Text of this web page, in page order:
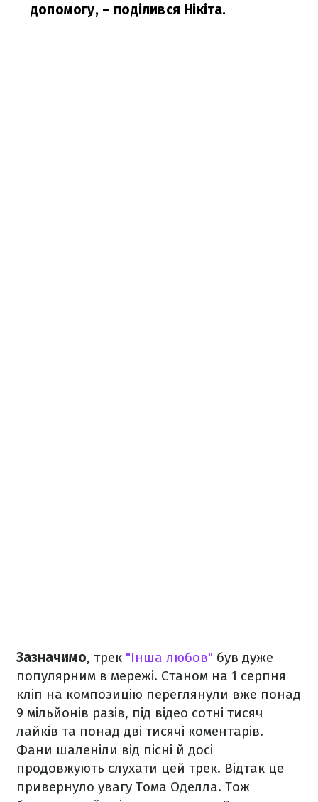
допомогу, – поділився Нікіта.
Зазначимо, трек "Інша любов" був дуже
популярним в мережі. Станом на 1 серпня
кліп на композицію переглянули вже понад
9 мільйонів разів, під відео сотні тисяч
лайків та понад дві тисячі коментарів.
Фани шаленіли від пісні й досі
продовжують слухати цей трек. Відтак це
привернуло увагу Тома Оделла. Тож